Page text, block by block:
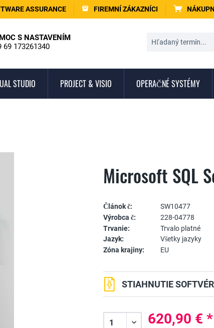
ASSURANCE FIREMNÍ ZÁKAZNÍCI
S NASTAVENÍM
69 173261340
STUDIO PROJECT & VISIO OPERAČNÉ SYSTÉMY
Microsoft SQL
Článok č:
SW10477
Výrobca č:
228-04778
Trvanie:
Trvalo platné
Jazyk:
Všetky jazyky
Zóna krajiny:
EU
STIAHNUTIE
620,90 € *